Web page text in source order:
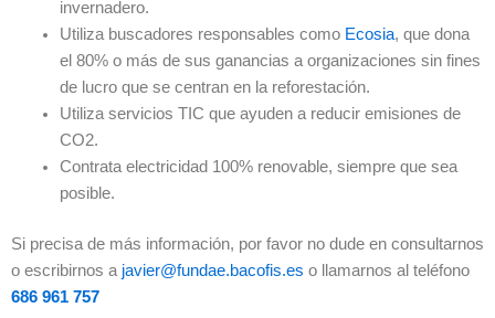
invernadero.
Utiliza buscadores responsables como Ecosia, que dona
el 80% o más de sus ganancias a organizaciones sin fines
de lucro que se centran en la reforestación.
Utiliza servicios TIC que ayuden a reducir emisiones de
CO2.
Contrata electricidad 100% renovable, siempre que sea
posible.
Si precisa de más información, por favor no dude en consultarnos
o escribirnos a javier@fundae.bacofis.es o llamarnos al teléfono
686 961 757